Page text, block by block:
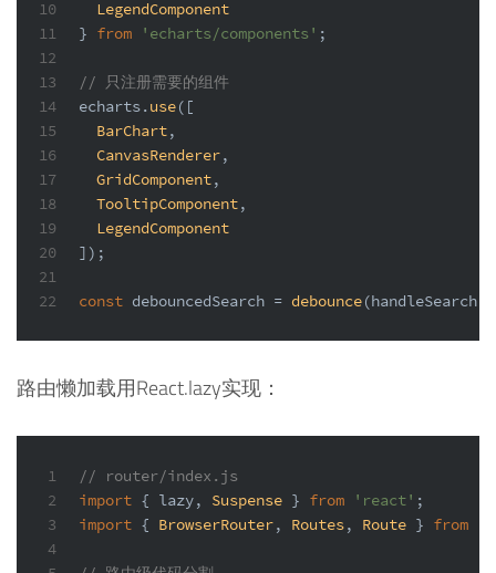
10
11
12
13
14
15
16
17
18
19
20
21
22
LegendComponent
} from 'echarts/components' ;
// 只注册需要的组件
echarts. use([
BarChart,
CanvasRenderer,
GridComponent,
TooltipComponent,
LegendComponent
]);
const debouncedSearch = debounce(handleSearch,
路由懒加载用React.lazy实现：
1
2
3
4
// router/index.js
import { lazy, Suspense } from 'react' ;
import { BrowserRouter, Routes, Route } from